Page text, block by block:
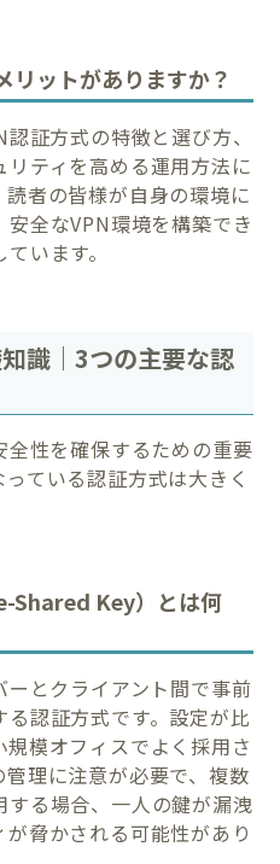
リットがありますか？
証方式の特徴と選び方、
ティを高める運用方法に
者の皆様が自身の環境に
全なVPN環境を構築でき
います。
識｜3つの主要な認
性を確保するための重要
ている認証方式は大きく
Shared Key）とは何
とクライアント間で事前
認証方式です。設定が比
模オフィスでよく採用さ
理に注意が必要で、複数
る場合、一人の鍵が漏洩
脅かされる可能性があり